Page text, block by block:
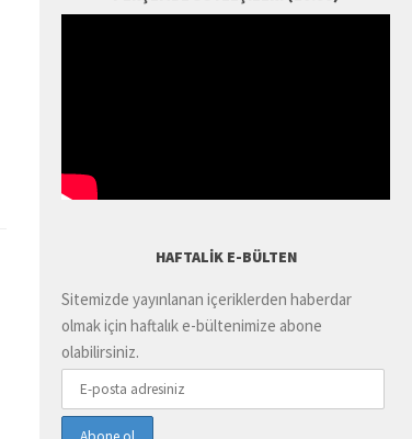
HAFTALIK E-BÜLTEN
Sitemizde yayınlanan içeriklerden haberdar
olmak için haftalık e-bültenimize abone
olabilirsiniz.